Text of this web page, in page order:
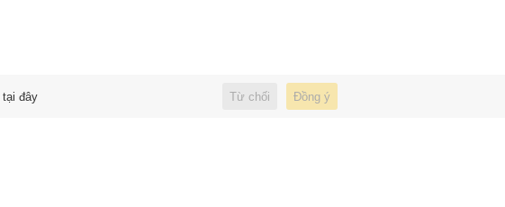
tại đây Từ chối Đồng ý